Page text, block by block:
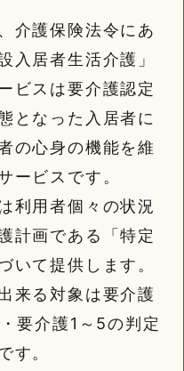
介護保険法令にあ
入居者生活介護」
ビスは要介護認定
となった入居者に
の心身の機能を維
ービスです。
利用者個々の状況
計画である「特定
いて提供します。
来る対象は要介護
要介護1～5の判定
す。